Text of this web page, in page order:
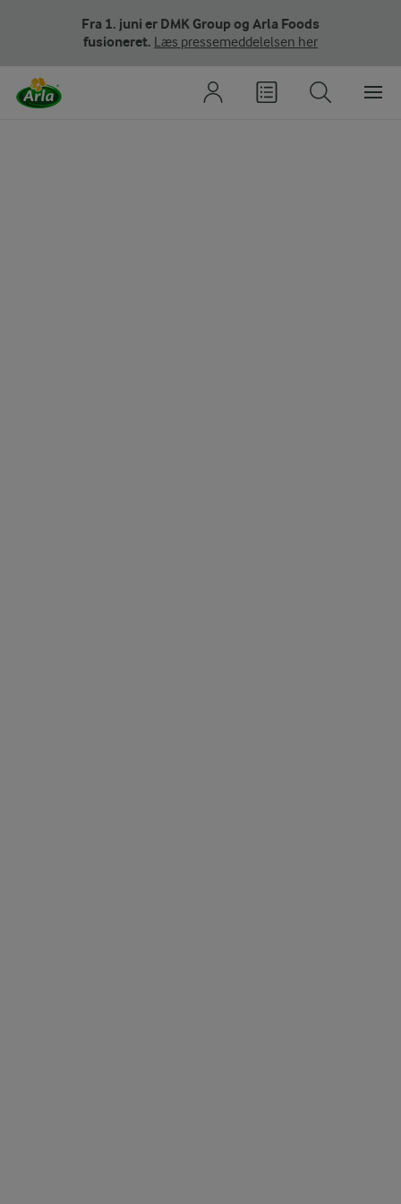
Fra 1. juni er DMK Group og Arla Foods
fusioneret. Læs pressemeddelelsen her